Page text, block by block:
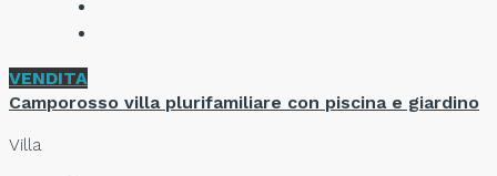
VENDITA
Camporosso villa plurifamiliare con piscina e giardino
Villa